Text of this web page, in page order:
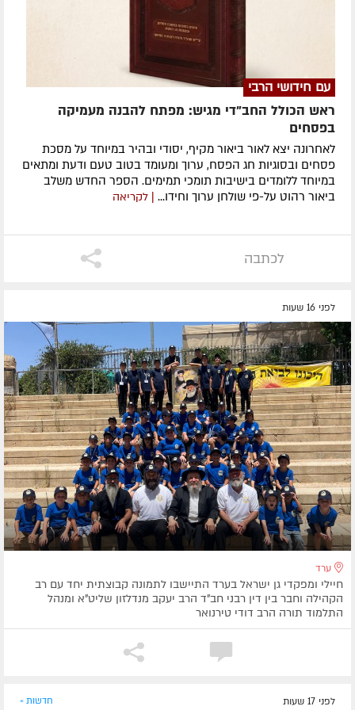
עם חידושי הרבי
ראש הכולל החב"די מגיש: מפתח להבנה מעמיקה
בפסחים
לאחרונה ​יצא לאור ביאור מקיף, יסודי ובהיר במיוחד על מסכת
פסחים ובסוגיות חג הפסח, ערוך ומעומד בטוב טעם ודעת ומתאים
במיוחד ללומדים בישיבות תומכי תמימים. ​הספר החדש משלב
ביאור רהוט על-פי שולחן ערוך וחידו... | לקריאה
לכתבה
לפני 16 שעות
ערד
חיילי ומפקדי גן ישראל בערד התיישבו לתמונה קבוצתית יחד עם רב
הקהילה וחבר בין דין רבני חב"ד הרב יעקב מנדלזון שליט"א ומנהל
התלמוד תורה הרב דודי טירנואר
לפני 17 שעות חדשות »